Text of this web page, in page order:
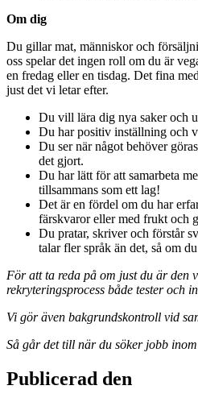
Om dig
Du gillar mat, människor och
oss spelar det ingen roll om du är
en fredag eller en tisdag. Det fina
just det vi letar efter.
Du vill lära dig nya saker och
Du har positiv inställning och
Du ser när något behöver
det gjort.
Du har lätt för att samarbeta
tillsammans som ett lag!
Det är en fördel om du har
färskvaror eller med frukt och
Du pratar, skriver och förstår
talar fler språk än det, så om
För att ta reda på om just du är den
rekryteringsprocess både tester och
Vi gör även bakgrundskontroll vid
Så går det till när du söker jobb
Publicerad den